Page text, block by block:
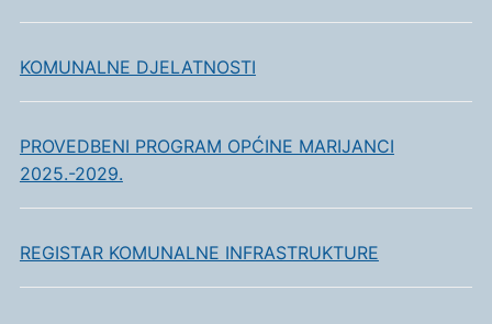
KOMUNALNE DJELATNOSTI
PROVEDBENI PROGRAM OPĆINE MARIJANCI
2025.-2029.
REGISTAR KOMUNALNE INFRASTRUKTURE